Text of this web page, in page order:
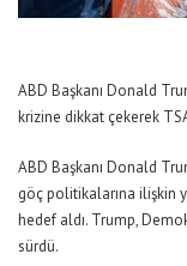
ABD Başkanı Donald
krizine dikkat çekerek
ABD Başkanı Donald
göç politikalarına ilişkin
hedef aldı. Trump,
sürdü.